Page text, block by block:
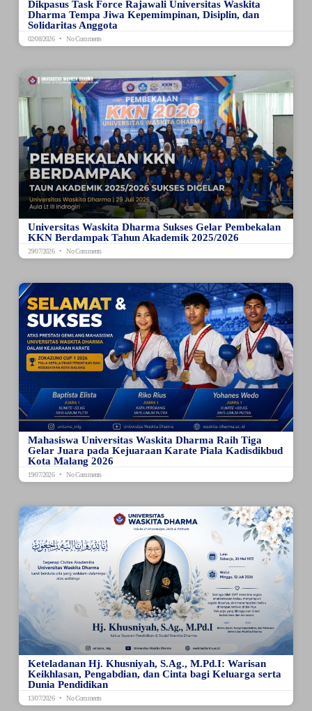
Dikpasus Task Force Rajawali Universitas Waskita
Dharma Tempa Jiwa Kepemimpinan, Disiplin, dan
Solidaritas Anggota
02/08/2026 No Comments
Universitas Waskita Dharma Sukses Gelar Pembekalan
KKN Berdampak Tahun Akademik 2025/2026
29/07/2026 No Comments
Mahasiswa Universitas Waskita Dharma Raih Tiga
Gelar Juara pada Kejuaraan Karate Piala Kadisdikbud
Kota Malang 2026
19/07/2026 No Comments
Keteladanan Hj. Khusniyah, S.Ag., M.Pd.I: Warisan
Keikhlasan, Pengabdian, dan Cinta bagi Keluarga serta
Dunia Pendidikan
13/07/2026 No Comments